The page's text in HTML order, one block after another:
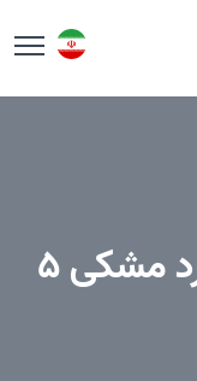
ترمز پله سمباده ای زرد مشکی 5